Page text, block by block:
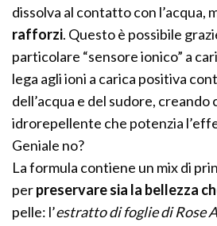
dissolva al contatto con l’acqua,
rafforzi. Questo è possibile
particolare “sensore ionico” a
lega agli ioni a carica positiva
dell’acqua e del sudore, creando
idrorepellente che potenzia
Geniale no?
La formula contiene un mix di
perpreservare sia la bellezza
pelle: l’estratto di foglie di Rose